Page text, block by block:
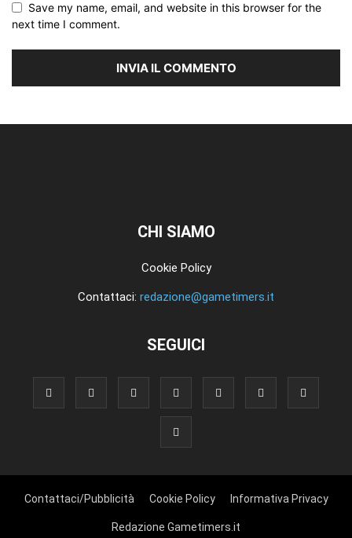
Save my name, email, and website in this browser for the
next time I comment.
CHI SIAMO
Cookie Policy
Contattaci: redazione@gametimers.it
SEGUICI
Contattaci/Pubblicità Cookie Policy Informativa Privacy
Redazione Gametimers.it